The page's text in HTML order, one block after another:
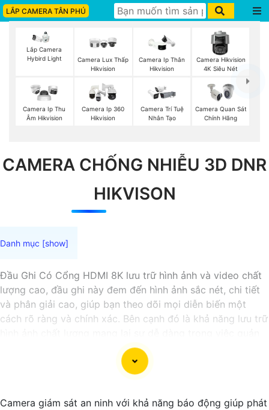
LẮP CAMERA TÂN PHÚ
Lắp Camera
Hybird Light
Camera Lux Thấp
Hikvision
Camera Ip Thân
Hikvision
Camera Hikvision
4K Siêu Nét
Camera Ip Thu
Âm Hikvision
Camera Ip 360
Hikvision
Camera Trí Tuệ
Nhân Tạo
Camera Quan Sát
Chính Hãng
CAMERA CHỐNG NHIỄU 3D DNR
HIKVISON
Đầu Ghi Có Cổng HDMI 8K lưu trữ hình ảnh và video chất
lượng cao, đầu ghi này đem đến hình ảnh sắc nét, chi tiết
và phân giải cao, giúp bạn theo dõi mọi diễn biến một
cách rõ ràng và chính xác. Bên cạnh đó là khả năng lưu trữ
Camera giám sát an ninh với khả năng báo động giúp phát